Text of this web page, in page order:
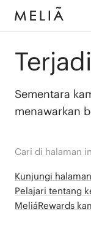
Sementara
menawarkan
Cari di halaman
Kunjungi
Pelajari tentang
MeliáRewards